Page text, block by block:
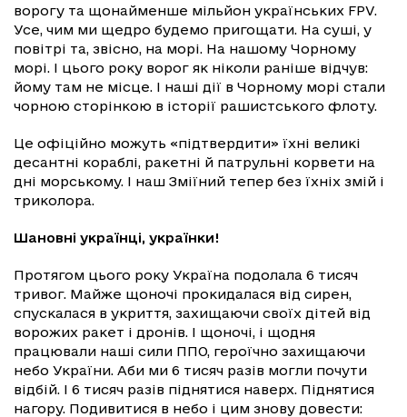
ворогу та щонайменше мільйон українських FPV.
Усе, чим ми щедро будемо пригощати. На суші, у
повітрі та, звісно, на морі. На нашому Чорному
морі. І цього року ворог як ніколи раніше відчув:
йому там не місце. І наші дії в Чорному морі стали
чорною сторінкою в історії рашистського флоту.
Це офіційно можуть «підтвердити» їхні великі
десантні кораблі, ракетні й патрульні корвети на
дні морському. І наш Зміїний тепер без їхніх змій і
триколора.
Шановні українці, українки!
Протягом цього року Україна подолала 6 тисяч
тривог. Майже щоночі прокидалася від сирен,
спускалася в укриття, захищаючи своїх дітей від
ворожих ракет і дронів. І щоночі, і щодня
працювали наші сили ППО, героїчно захищаючи
небо України. Аби ми 6 тисяч разів могли почути
відбій. І 6 тисяч разів піднятися наверх. Піднятися
нагору. Подивитися в небо і цим знову довести: